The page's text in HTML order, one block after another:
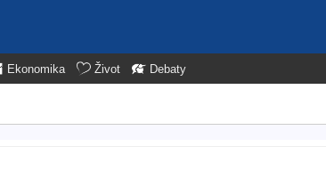
Ekonomika Život Debaty